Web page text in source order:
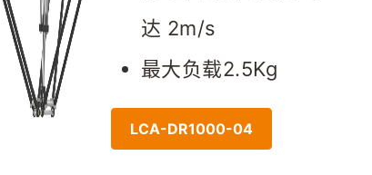
达 2m/s
最大负载2.5Kg
LCA-DR1000-04